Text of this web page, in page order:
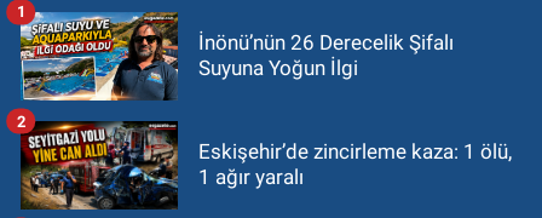
İnönü’nün 26 Derecelik Şifalı
Suyuna Yoğun İlgi
1
Eskişehir’de zincirleme kaza: 1 ölü,
1 ağır yaralı
2